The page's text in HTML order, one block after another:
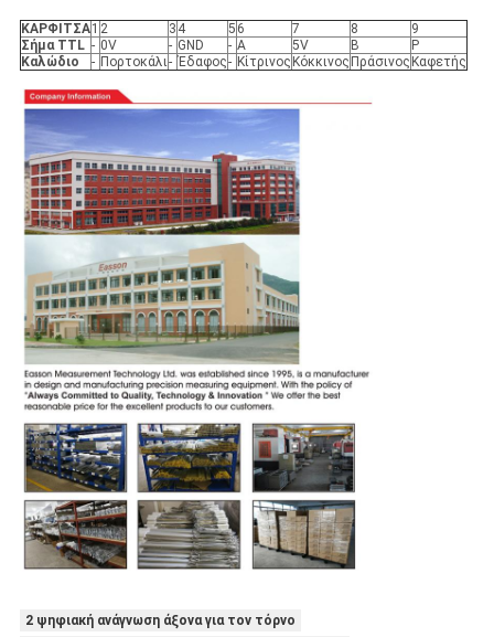
ΚΑΡΦΙΤΣΑ1 2 3 4 5 6 7 8
9
Σήμα TTL - 0V - GND - Α 5V Β
Ρ
Καλώδιο
- Πορτοκάλι - Έδαφος- Κίτρινος Κόκκινος Πράσινος Καφετής
2 ψηφιακή ανάγνωση άξονα για τον τόρνο